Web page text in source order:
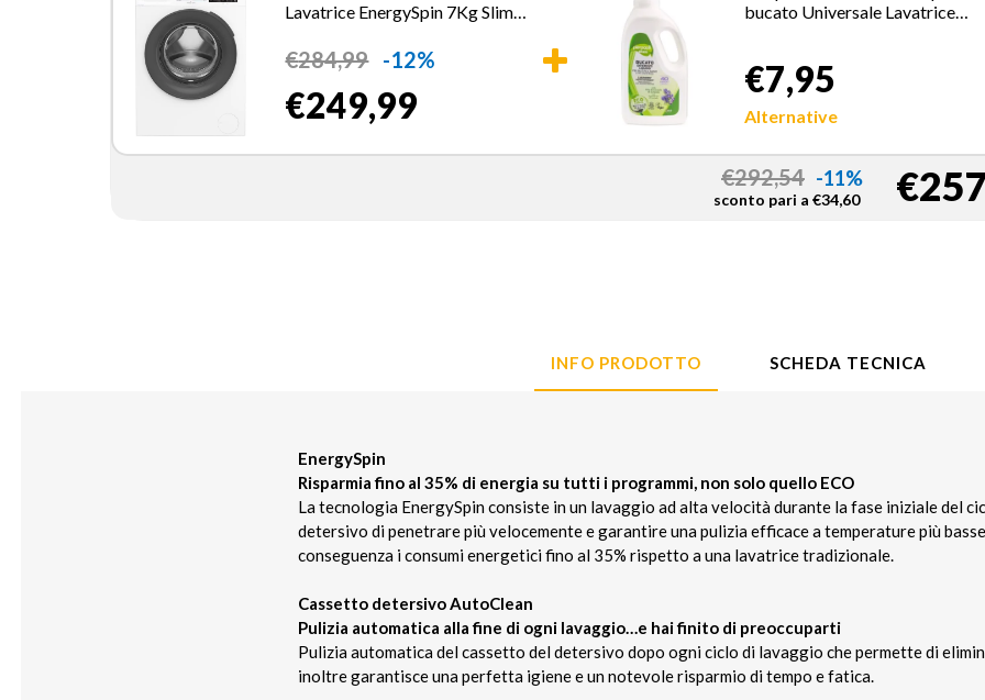
Lavatrice EnergySpin 7Kg Slim
€284,99 -12%
€249,99
bucato Universale Lavatrice
€7,95
Alternative
€292,54 -11%
sconto pari a €34,60
INFO PRODOTTO SCHEDA TECNICA
EnergySpin
Risparmia fino al 35% di energia su tutti i programmi, non solo quello ECO
La tecnologia EnergySpin consiste in un lavaggio ad alta velocità durante la fase iniziale del
detersivo di penetrare più velocemente e garantire una pulizia efficace a temperature più
conseguenza i consumi energetici fino al 35% rispetto a una lavatrice tradizionale.
Cassetto detersivo AutoClean
Pulizia automatica alla fine di ogni lavaggio…e hai finito di preoccuparti
Pulizia automatica del cassetto del detersivo dopo ogni ciclo di lavaggio che permette di
inoltre garantisce una perfetta igiene e un notevole risparmio di tempo e fatica.